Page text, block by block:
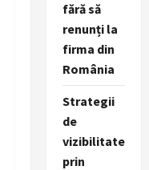
fără să
renunți la
firma din
România
Strategii
de
vizibilitate
prin